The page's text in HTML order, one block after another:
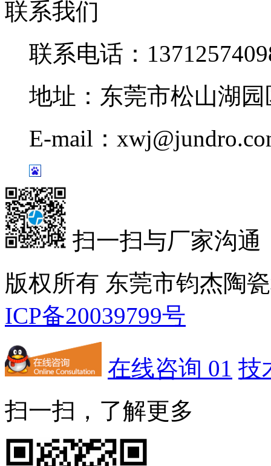
联系我们
联系电话：
地址：东莞市松山湖
E-mail：
扫一扫与厂家沟通
版权所有 东莞市钧杰
ICP备20039799号
在线咨询 01 技
扫一扫，了解更多